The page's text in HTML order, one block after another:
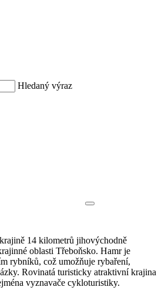
Hledaný výraz
14 kilometrů jihovýchodně
oblasti Třeboňsko. Hamr je
rybníků, což umožňuje rybaření,
Rovinatá turisticky atraktivní krajina
vyznavače cykloturistiky.